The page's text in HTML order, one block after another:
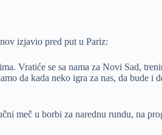
izjavio pred put u Pariz:
Vratiće se sa nama za Novi Sad,
da kada neko igra za nas, da bude i
meč u borbi za narednu rundu, na